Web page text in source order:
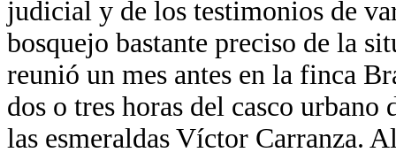
judicial y de los testimonios de
bosquejo bastante preciso de la
reunió un mes antes en la finca
dos o tres horas del casco
las esmeraldas Víctor Carranza.